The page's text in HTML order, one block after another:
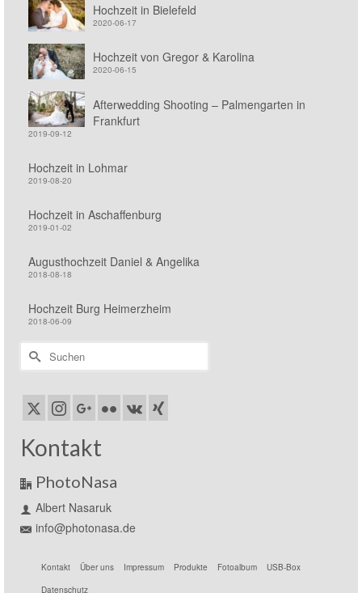
Hochzeit in Bielefeld
2020-06-17
Hochzeit von Gregor & Karolina
2020-06-15
Afterwedding Shooting – Palmengarten in
Frankfurt
2019-09-12
Hochzeit in Lohmar
2019-08-20
Hochzeit in Aschaffenburg
2019-01-02
Augusthochzeit Daniel & Angelika
2018-08-18
Hochzeit Burg Heimerzheim
2018-06-09
Suchen
nach:
Kontakt
PhotoNasa
Albert Nasaruk
info@photonasa.de
Kontakt Über uns Impressum Produkte Fotoalbum
USB-Box
Datenschutz